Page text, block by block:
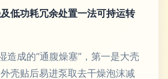
低功耗冗余处置一法可持运转
造成的“通腹燥塞”，第一是大壳
壳贴后易进泵取去干燥泡沫减